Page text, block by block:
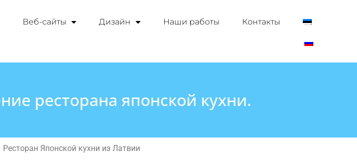
Веб-сайты Дизайн Наши работы Контакты
ресторана японской кухни.
Японской кухни из Латвии